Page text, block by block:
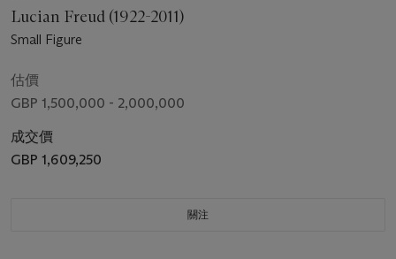
Lucian Freud (1922-2011)
Small Figure
估價
GBP 1,500,000 - 2,000,000
成交價
GBP 1,609,250
關注